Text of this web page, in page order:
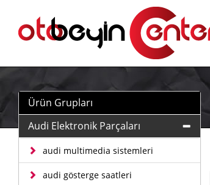
Ürün Grupları
Audi Elektronik Parçaları
audi multimedia sistemleri
audi gösterge saatleri